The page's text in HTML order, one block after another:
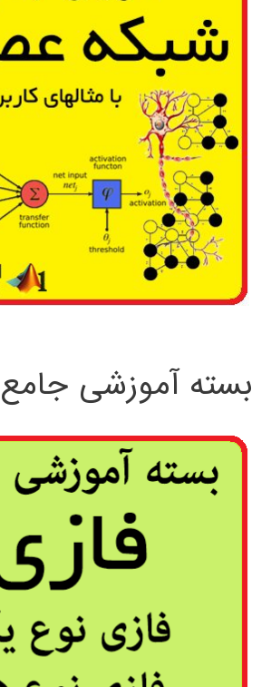
بسته آموزشی